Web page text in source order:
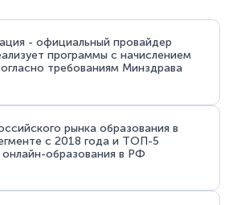
- официальный провайдер
программы с начислением
требованиям Минздрава
рынка образования в
с 2018 года и ТОП-5
онлайн-образования в РФ